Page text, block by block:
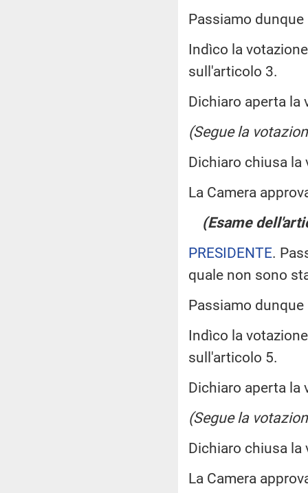
Passiamo dunque
Indìco la
sull'articolo 3.
Dichiaro aperta la
(Segue la
Dichiaro chiusa la
La Camera
(Esame
PRESIDENTE.
quale non sono
Passiamo dunque
Indìco la
sull'articolo 5.
Dichiaro aperta la
(Segue la
Dichiaro chiusa la
La Camera